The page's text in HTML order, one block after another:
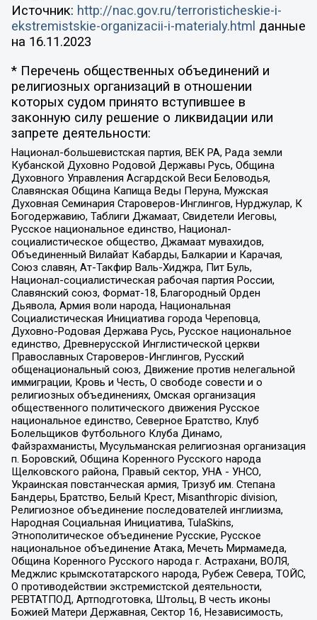
Источник: http://nac.gov.ru/terroristicheskie-i-
ekstremistskie-organizacii-i-materialy.html данные
на 16.11.2023
* Перечень общественных объединений и
религиозных организаций в отношении
которых судом принято вступившее в
законную силу решение о ликвидации или
запрете деятельности:
Национал-большевистская партия, ВЕК РА, Рада земли
Кубанской Духовно Родовой Державы Русь, Община
Духовного Управления Асгардской Веси Беловодья,
Славянская Община Капища Веды Перуна, Мужская
Духовная Семинария Староверов-Инглингов, Нурджулар, К
Богодержавию, Таблиги Джамаат, Свидетели Иеговы,
Русское национальное единство, Национал-
социалистическое общество, Джамаат мувахидов,
Объединенный Вилайат Кабарды, Балкарии и Карачая,
Союз славян, Ат-Такфир Валь-Хиджра, Пит Буль,
Национал-социалистическая рабочая партия России,
Славянский союз, Формат-18, Благородный Орден
Дьявола, Армия воли народа, Национальная
Социалистическая Инициатива города Череповца,
Духовно-Родовая Держава Русь, Русское национальное
единство, Древнерусской Инглистической церкви
Православных Староверов-Инглингов, Русский
общенациональный союз, Движение против нелегальной
иммиграции, Кровь и Честь, О свободе совести и о
религиозных объединениях, Омская организация
общественного политического движения Русское
национальное единство, Северное Братство, Клуб
Болельщиков Футбольного Клуба Динамо,
Файзрахманисты, Мусульманская религиозная организация
п. Боровский, Община Коренного Русского народа
Щелковского района, Правый сектор, УНА - УНСО,
Украинская повстанческая армия, Тризуб им. Степана
Бандеры, Братство, Белый Крест, Misanthropic division,
Религиозное объединение последователей инглиизма,
Народная Социальная Инициатива, TulaSkins,
Этнополитическое объединение Русские, Русское
национальное объединение Атака, Мечеть Мирмамеда,
Община Коренного Русского народа г. Астрахани, ВОЛЯ,
Меджлис крымскотатарского народа, Рубеж Севера, ТОЙС,
О противодействии экстремистской деятельности,
РЕВТАТПОД, Артподготовка, Штольц, В честь иконы
Божией Матери Державная, Сектор 16, Независимость,